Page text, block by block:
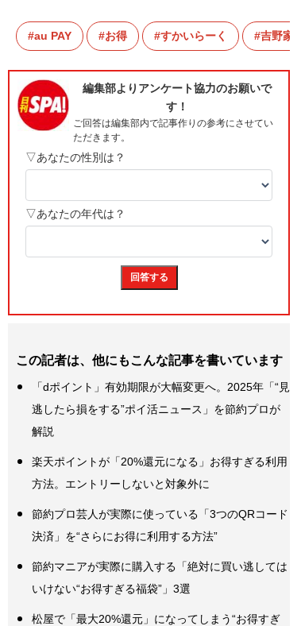
au PAY お得 すかいらーく 吉野家
この記者は、他にもこんな記事を書いています
「dポイント」有効期限が大幅変更へ。2025年「“見
逃したら損をする”ポイ活ニュース」を節約プロが
解説
楽天ポイントが「20%還元になる」お得すぎる利用
方法。エントリーしないと対象外に
節約プロ芸人が実際に使っている「3つのQRコード
決済」を“さらにお得に利用する方法”
節約マニアが実際に購入する「絶対に買い逃しては
いけない“お得すぎる福袋”」3選
松屋で「最大20%還元」になってしまう“お得すぎ